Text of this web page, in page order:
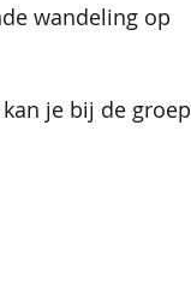
wandeling op
je bij de groep